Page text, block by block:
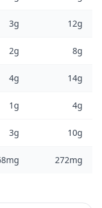
3g 12g
2g 8g
4g 14g
1g 4g
3g 10g
272mg